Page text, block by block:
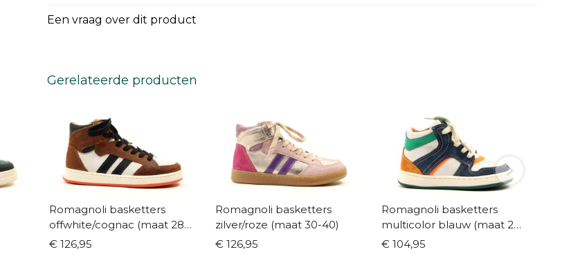
Een vraag over dit product
Gerelateerde producten
Romagnoli basketters
offwhite/cognac (maat 28-
40)
€ 126,95
Romagnoli basketters
zilver/roze (maat 30-40)
€ 126,95
Romagnoli basketters
multicolor blauw (maat 22-
29)
€ 104,95